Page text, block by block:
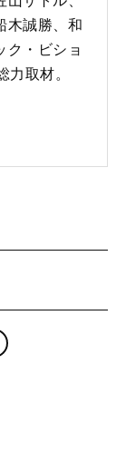
木誠勝、和
ク・ビショ
力取材。